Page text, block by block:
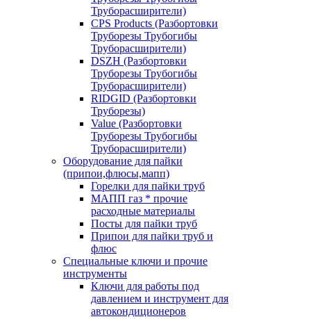
Труборасширители)
CPS Products (Разбортовки
Труборезы Трубогибы
Труборасширители)
DSZH (Разбортовки
Труборезы Трубогибы
Труборасширители)
RIDGID (Разбортовки
Труборезы)
Value (Разбортовки
Труборезы Трубогибы
Труборасширители)
Оборудование для пайки
(припои,флюсы,мапп)
Горелки для пайки труб
МАПП газ * прочие
расходные материалы
Посты для пайки труб
Припои для пайки труб и
флюс
Специальные ключи и прочие
инструменты
Ключи для работы под
давлением и инструмент для
автокондиционеров